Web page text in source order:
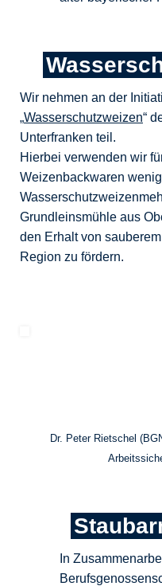
Wir nehmen an der
„Wasserschutzweizen“
Unterfranken teil.
Hierbei verwenden wir
Weizenbackwaren
Grundleinsmühle aus
den Erhalt von
Region zu fördern.
Dr. Peter Rietschel
In